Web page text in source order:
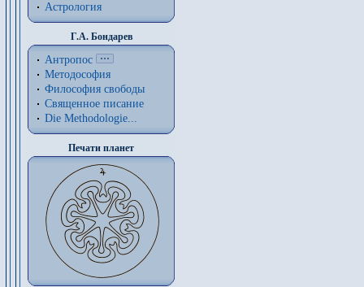
Астрология
Г.А. Бондарев
Антропос
Методософия
Философия cвободы
Священное писание
Die Methodologie...
Печати планет